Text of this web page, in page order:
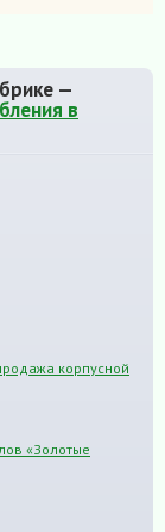
—
в
корпусной
«Золотые